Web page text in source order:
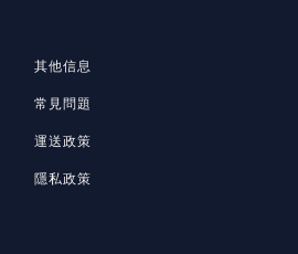
其他信息
常見問題
運送政策
隱私政策